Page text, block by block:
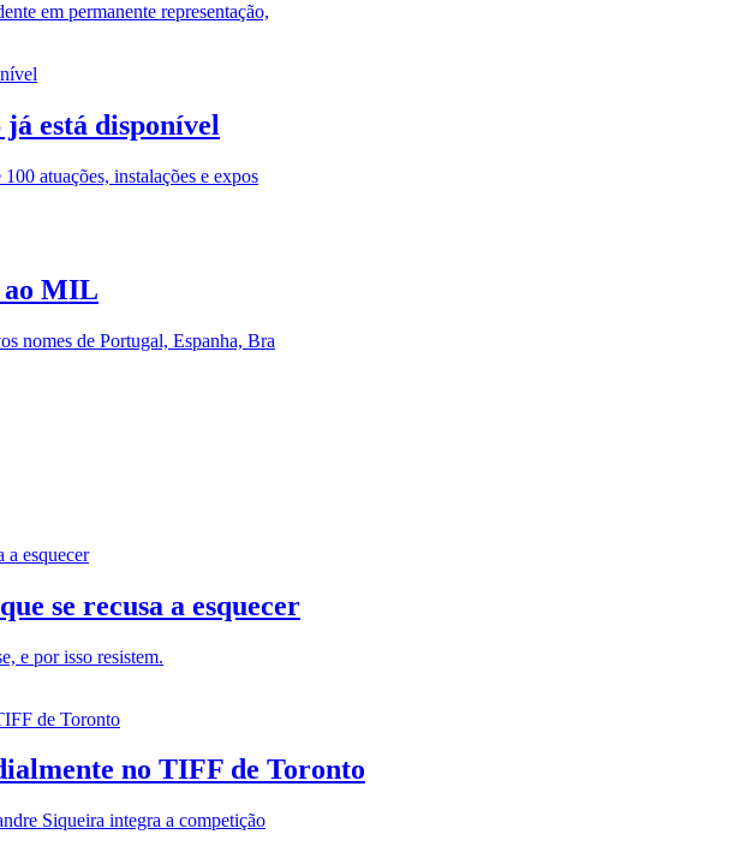
em permanente representação,
está disponível
atuações, instalações e expos
ao MIL
nomes de Portugal, Espanha, Bra
se recusa a esquecer
e por isso resistem.
no TIFF de Toronto
Siqueira integra a competição